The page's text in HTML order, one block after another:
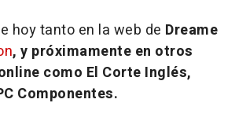
hoy tanto en la web de Dreame
, y próximamente en otros
como El Corte Inglés,
Componentes.